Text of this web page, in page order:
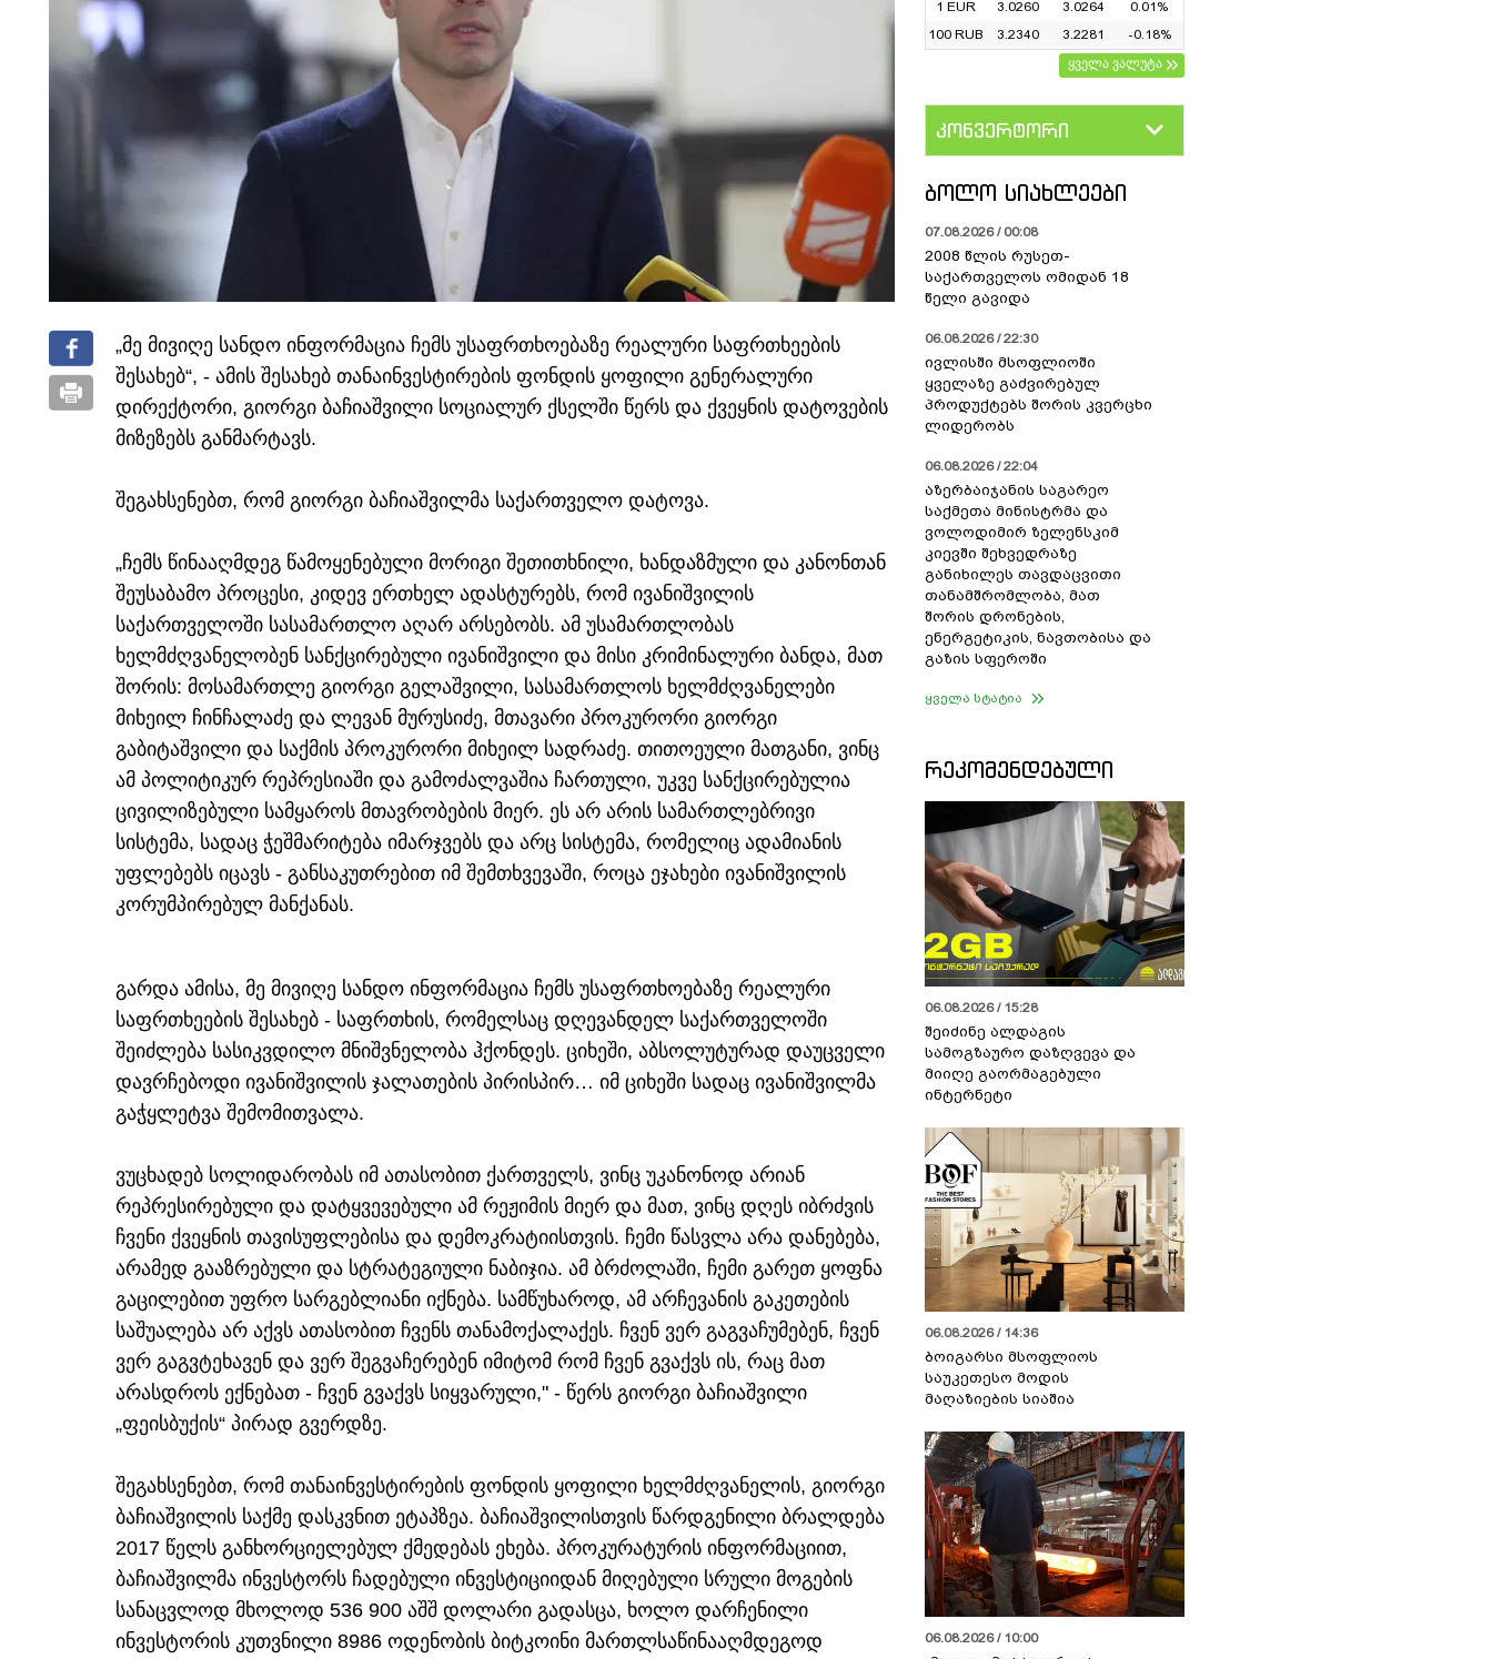
„მე მივიღე სანდო ინფორმაცია ჩემს უსაფრთხოებაზე რეალური საფრთხეების
შესახებ“, - ამის შესახებ თანაინვესტირების ფონდის ყოფილი გენერალური
დირექტორი, გიორგი ბაჩიაშვილი სოციალურ ქსელში წერს და ქვეყნის დატოვების
მიზეზებს განმარტავს.
შეგახსენებთ, რომ გიორგი ბაჩიაშვილმა საქართველო დატოვა.
„ჩემს წინააღმდეგ წამოყენებული მორიგი შეთითხნილი, ხანდაზმული და კანონთან
შეუსაბამო პროცესი, კიდევ ერთხელ ადასტურებს, რომ ივანიშვილის
საქართველოში სასამართლო აღარ არსებობს. ამ უსამართლობას
ხელმძღვანელობენ სანქცირებული ივანიშვილი და მისი კრიმინალური ბანდა, მათ
შორის: მოსამართლე გიორგი გელაშვილი, სასამართლოს ხელმძღვანელები
მიხეილ ჩინჩალაძე და ლევან მურუსიძე, მთავარი პროკურორი გიორგი
გაბიტაშვილი და საქმის პროკურორი მიხეილ სადრაძე. თითოეული მათგანი, ვინც
ამ პოლიტიკურ რეპრესიაში და გამოძალვაშია ჩართული, უკვე სანქცირებულია
ცივილიზებული სამყაროს მთავრობების მიერ. ეს არ არის სამართლებრივი
სისტემა, სადაც ჭეშმარიტება იმარჯვებს და არც სისტემა, რომელიც ადამიანის
უფლებებს იცავს - განსაკუთრებით იმ შემთხვევაში, როცა ეჯახები ივანიშვილის
კორუმპირებულ მანქანას.
გარდა ამისა, მე მივიღე სანდო ინფორმაცია ჩემს უსაფრთხოებაზე რეალური
საფრთხეების შესახებ - საფრთხის, რომელსაც დღევანდელ საქართველოში
შეიძლება სასიკვდილო მნიშვნელობა ჰქონდეს. ციხეში, აბსოლუტურად დაუცველი
დავრჩებოდი ივანიშვილის ჯალათების პირისპირ… იმ ციხეში სადაც ივანიშვილმა
გაჭყლეტვა შემომითვალა.
ვუცხადებ სოლიდარობას იმ ათასობით ქართველს, ვინც უკანონოდ არიან
რეპრესირებული და დატყვევებული ამ რეჟიმის მიერ და მათ, ვინც დღეს იბრძვის
ჩვენი ქვეყნის თავისუფლებისა და დემოკრატიისთვის. ჩემი წასვლა არა დანებება,
არამედ გააზრებული და სტრატეგიული ნაბიჯია. ამ ბრძოლაში, ჩემი გარეთ ყოფნა
გაცილებით უფრო სარგებლიანი იქნება. სამწუხაროდ, ამ არჩევანის გაკეთების
საშუალება არ აქვს ათასობით ჩვენს თანამოქალაქეს. ჩვენ ვერ გაგვაჩუმებენ, ჩვენ
ვერ გაგვტეხავენ და ვერ შეგვაჩერებენ იმიტომ რომ ჩვენ გვაქვს ის, რაც მათ
არასდროს ექნებათ - ჩვენ გვაქვს სიყვარული," - წერს გიორგი ბაჩიაშვილი
„ფეისბუქის“ პირად გვერდზე.
შეგახსენებთ, რომ თანაინვესტირების ფონდის ყოფილი ხელმძღვანელის, გიორგი
ბაჩიაშვილის საქმე დასკვნით ეტაპზეა. ბაჩიაშვილისთვის წარდგენილი ბრალდება
2017 წელს განხორციელებულ ქმედებას ეხება. პროკურატურის ინფორმაციით,
ბაჩიაშვილმა ინვესტორს ჩადებული ინვესტიციიდან მიღებული სრული მოგების
სანაცვლოდ მხოლოდ 536 900 აშშ დოლარი გადასცა, ხოლო დარჩენილი
ინვესტორის კუთვნილი 8986 ოდენობის ბიტკოინი მართლსაწინააღმდეგოდ
1 EUR
3.0260 3.0264
0.01%
100 RUB
3.2340 3.2281
-0.18%
ყველა ვალუტა
კონვერტორი
ᲑᲝᲚᲝ ᲡᲘᲐᲮᲚᲔᲔᲑᲘ
07.08.2026 / 00:08
2008 წლის რუსეთ-
საქართველოს ომიდან 18
წელი გავიდა
06.08.2026 / 22:30
ივლისში მსოფლიოში
ყველაზე გაძვირებულ
პროდუქტებს შორის კვერცხი
ლიდერობს
06.08.2026 / 22:04
აზერბაიჯანის საგარეო
საქმეთა მინისტრმა და
ვოლოდიმირ ზელენსკიმ
კიევში შეხვედრაზე
განიხილეს თავდაცვითი
თანამშრომლობა, მათ
შორის დრონების,
ენერგეტიკის, ნავთობისა და
გაზის სფეროში
ყველა სტატია
ᲠᲔᲙᲝᲛᲔᲜᲓᲔᲑᲣᲚᲘ
06.08.2026 / 15:28
შეიძინე ალდაგის
სამოგზაურო დაზღვევა და
მიიღე გაორმაგებული
ინტერნეტი
06.08.2026 / 14:36
ბოიგარსი მსოფლიოს
საუკეთესო მოდის
მაღაზიების სიაშია
06.08.2026 / 10:00